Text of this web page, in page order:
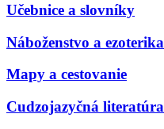
Učebnice a slovníky
Náboženstvo a ezoterika
Mapy a cestovanie
Cudzojazyčná literatúra